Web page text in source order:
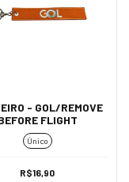
- GOL/REMOVE
FLIGHT
Único
R$16,90